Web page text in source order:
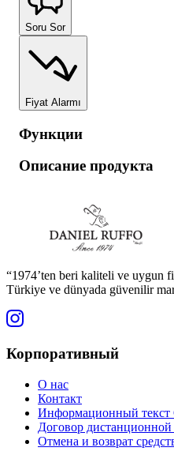
Soru Sor
Fiyat Alarmı
Функции
Описание продукта
“1974’ten beri kaliteli ve uygun
Türkiye ve dünyada güvenilir
Корпоративный
О нас
Контакт
Информационный текст
Договор
Отмена и возврат